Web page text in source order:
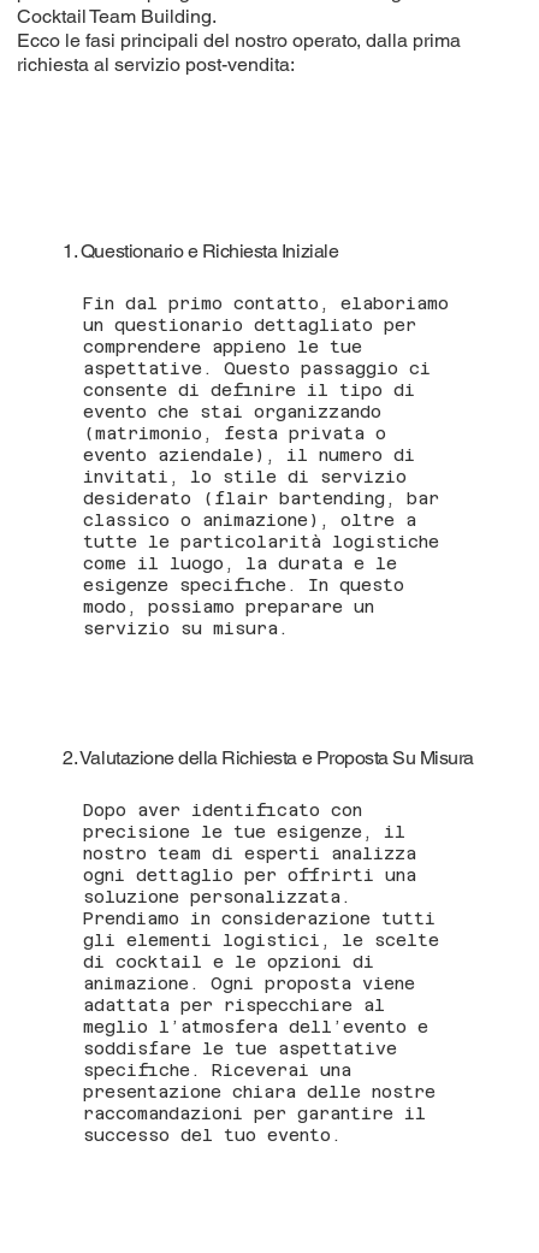
Cocktail Team Building.
Ecco le fasi principali del nostro operato, dalla prima
richiesta al servizio post-vendita:
1. Questionario e Richiesta Iniziale
Fin dal primo contatto, elaboriamo
un questionario dettagliato per
comprendere appieno le tue
aspettative. Questo passaggio ci
consente di definire il tipo di
evento che stai organizzando
(matrimonio, festa privata o
evento aziendale), il numero di
invitati, lo stile di servizio
desiderato (flair bartending, bar
classico o animazione), oltre a
tutte le particolarità logistiche
come il luogo, la durata e le
esigenze specifiche. In questo
modo, possiamo preparare un
servizio su misura.
2. Valutazione della Richiesta e Proposta Su Misura
Dopo aver identificato con
precisione le tue esigenze, il
nostro team di esperti analizza
ogni dettaglio per offrirti una
soluzione personalizzata.
Prendiamo in considerazione tutti
gli elementi logistici, le scelte
di cocktail e le opzioni di
animazione. Ogni proposta viene
adattata per rispecchiare al
meglio l’atmosfera dell’evento e
soddisfare le tue aspettative
specifiche. Riceverai una
presentazione chiara delle nostre
raccomandazioni per garantire il
successo del tuo evento.